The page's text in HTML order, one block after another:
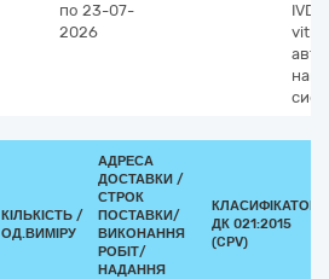
по 23-07-
2026
IVD
КІЛЬКІСТЬ /
ОД.ВИМІРУ
АДРЕСА
ДОСТАВКИ /
СТРОК
ПОСТАВКИ/
ВИКОНАННЯ
РОБІТ/
НАДАННЯ
КЛАСИФІКАТОР
ДК 021:2015
(CPV)